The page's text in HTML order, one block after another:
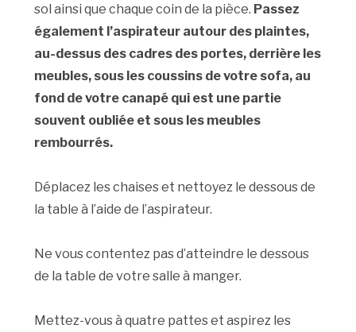
sol ainsi que chaque coin de la pièce. Passez
également l’aspirateur autour des plaintes,
au-dessus des cadres des portes, derrière les
meubles, sous les coussins de votre sofa, au
fond de votre canapé qui est une partie
souvent oubliée et sous les meubles
rembourrés.
Déplacez les chaises et nettoyez le dessous de
la table à l’aide de l’aspirateur.
Ne vous contentez pas d’atteindre le dessous
de la table de votre salle à manger.
Mettez-vous à quatre pattes et aspirez les